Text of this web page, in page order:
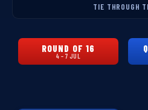
TIE THROUGH
ROUND OF 16
4 – 7 JUL